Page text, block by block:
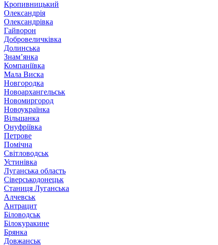
Кропивницький
Олександрія
Олександрівка
Гайворон
Добровеличківка
Долинська
Знам’янка
Компаніївка
Мала Виска
Новгородка
Новоархангельськ
Новомиргород
Новоукраїнка
Вільшанка
Онуфріївка
Петрове
Помічна
Світловодськ
Устинівка
Луганська область
Сіверськодонецьк
Станиця Луганська
Алчевськ
Антрацит
Біловодськ
Білокуракине
Брянка
Довжанськ